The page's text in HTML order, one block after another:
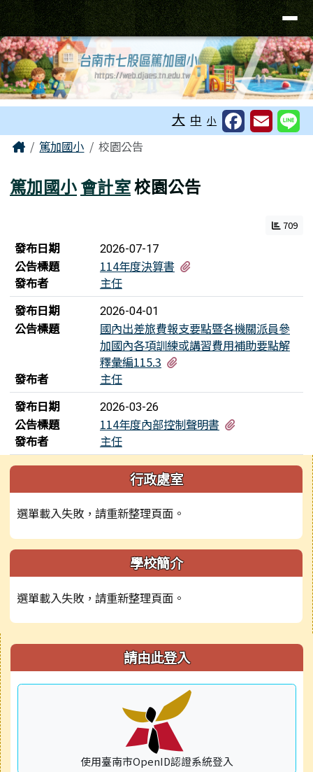
跳至主內容區
台南市七股區篤加國小
導覽列
大 中 小
主內容區域
Home篤加國小 校園公告
篤加國小會計室校園公告
709
新聞列表
發布日期 2026-07-17
公告標題 114年度決算書
發布者
主任
發布日期
2026-04-01
公告標題
國內出差旅費報支要點暨各機關派員參
加國內各項訓練或講習費用補助要點解
釋彙編115.3
發布者
主任
發布日期
2026-03-26
公告標題 114年度內部控制聲明書
發布者
主任
左邊區域內容 行政處室
選單載入失敗，請重新整理頁面。
學校簡介
選單載入失敗，請重新整理頁面。
右邊區域內容 請由此登入
使用臺南市OpenID認證系統登入
頁尾區域